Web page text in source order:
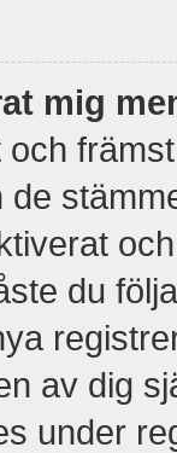
mig
de
du
av dig
under